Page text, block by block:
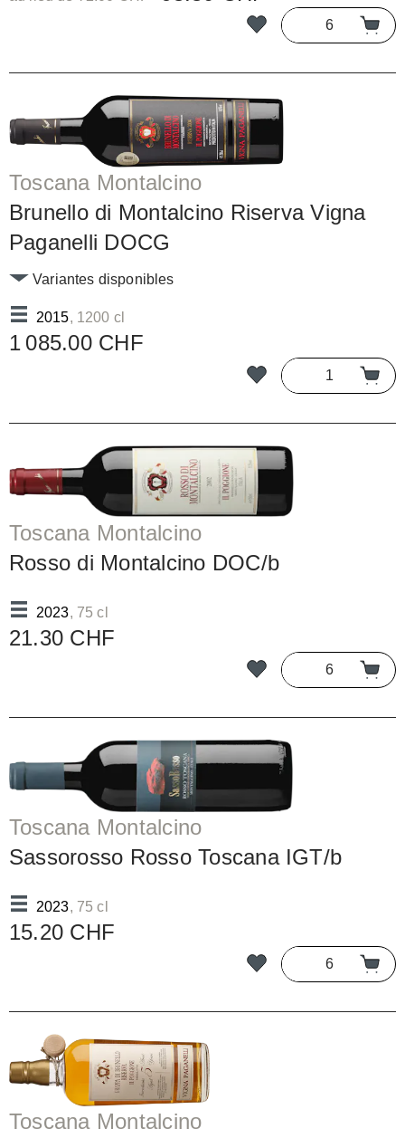
Toscana Montalcino
Brunello di Montalcino Riserva Vigna
Paganelli DOCG
2015, 1200 cl
Variantes disponibles
1 085.00 CHF
Toscana Montalcino
Rosso di Montalcino DOC/b
2023, 75 cl
21.30 CHF
Toscana Montalcino
Sassorosso Rosso Toscana IGT/b
2023, 75 cl
15.20 CHF
Toscana Montalcino